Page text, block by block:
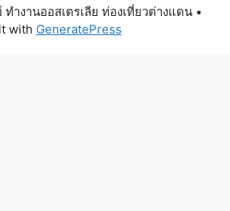
ำงานออสเตรเลีย ท่องเที่ยวต่างแดน •
with GeneratePress